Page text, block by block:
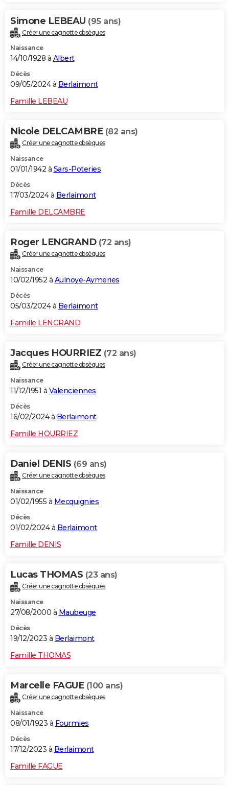
Simone LEBEAU (95 ans)
Créer une cagnotte obsèques
Naissance
14/10/1928 à Albert
Décès
09/05/2024 à Berlaimont
Famille LEBEAU
Nicole DELCAMBRE (82 ans)
Créer une cagnotte obsèques
Naissance
01/01/1942 à Sars-Poteries
Décès
17/03/2024 à Berlaimont
Famille DELCAMBRE
Roger LENGRAND (72 ans)
Créer une cagnotte obsèques
Naissance
10/02/1952 à Aulnoye-Aymeries
Décès
05/03/2024 à Berlaimont
Famille LENGRAND
Jacques HOURRIEZ (72 ans)
Créer une cagnotte obsèques
Naissance
11/12/1951 à Valenciennes
Décès
16/02/2024 à Berlaimont
Famille HOURRIEZ
Daniel DENIS (69 ans)
Créer une cagnotte obsèques
Naissance
01/02/1955 à Mecquignies
Décès
01/02/2024 à Berlaimont
Famille DENIS
Lucas THOMAS (23 ans)
Créer une cagnotte obsèques
Naissance
27/08/2000 à Maubeuge
Décès
19/12/2023 à Berlaimont
Famille THOMAS
Marcelle FAGUE (100 ans)
Créer une cagnotte obsèques
Naissance
08/01/1923 à Fourmies
Décès
17/12/2023 à Berlaimont
Famille FAGUE